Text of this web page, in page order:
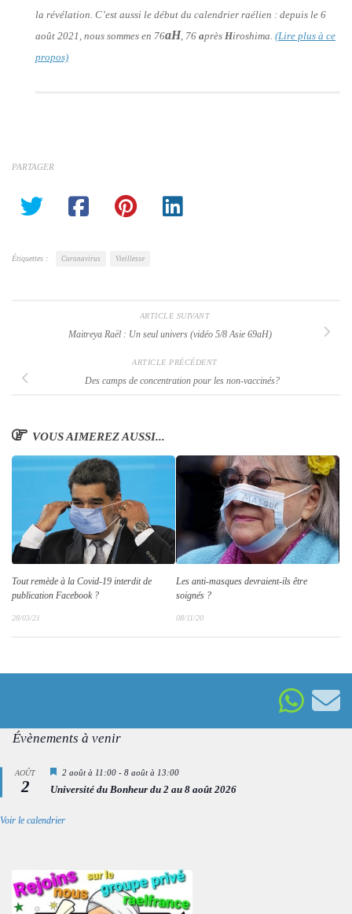
la révélation. C’est aussi le début du calendrier raélien : depuis le 6
août 2021, nous sommes en 76aH, 76 après Hiroshima. (Lire plus à ce
propos)
PARTAGER
Étiquettes : Coronavirus Vieillesse
ARTICLE SUIVANT
Maitreya Raël : Un seul univers (vidéo 5/8 Asie 69aH)
ARTICLE PRÉCÉDENT
Des camps de concentration pour les non-vaccinés?
VOUS AIMEREZ AUSSI...
Tout remède à la Covid-19 interdit de
publication Facebook ?
28/03/21
Les anti-masques devraient-ils être
soignés ?
08/11/20
Évènements à venir
AOÛT
2
Mis
avant
2 août à 11:00 - 8 août à 13:00
Université du Bonheur du 2 au 8 août 2026
Voir le calendrier